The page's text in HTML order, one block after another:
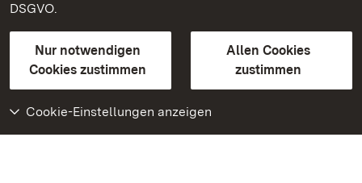
DSGVO.
Nur notwendigen
Cookies zustimmen
Allen Cookies
zustimmen
Cookie-Einstellungen anzeigen
Kontakt
GebärdenspracheLeichte Sprache
Erklärung zur Barrierefreiheit
BITV-konform (geprüfte Seiten)
Weiteres